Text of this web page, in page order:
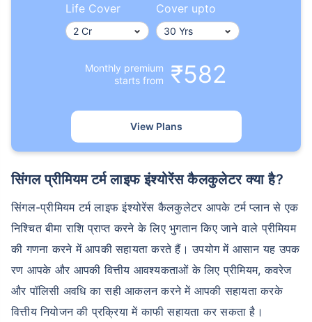
Life Cover Cover upto
Monthly premium
starts from
₹582
View Plans
सिंगल प्रीमियम टर्म लाइफ इंश्योरेंस कैलकुलेटर क्या है?
सिंगल-प्रीमियम टर्म लाइफ इंश्योरेंस कैलकुलेटर आपके टर्म प्लान से एक
निश्चित बीमा राशि प्राप्त करने के लिए भुगतान किए जाने वाले प्रीमियम
की गणना करने में आपकी सहायता करते हैं। उपयोग में आसान यह उपक
रण आपके और आपकी वित्तीय आवश्यकताओं के लिए प्रीमियम, कवरेज
और पॉलिसी अवधि का सही आकलन करने में आपकी सहायता करके
वित्तीय नियोजन की प्रक्रिया में काफी सहायता कर सकता है।